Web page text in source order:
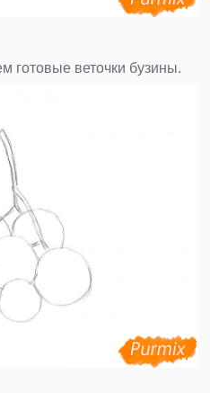
готовые веточки бузины.